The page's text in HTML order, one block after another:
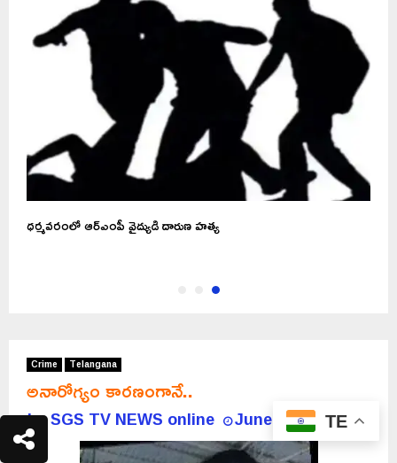
ధర్మవరంలో ఆర్ఎంపీ వైద్యుడి దారుణ హత్య
Crime Telangana
అనారోగ్యం కారణంగానే..
bySGS TV NEWS online June 26, 2026
TE